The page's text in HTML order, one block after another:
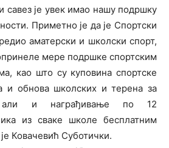
савез је увек имао нашу подршку
Приметно је да је Спортски
аматерски и школски спорт,
мере подршке спортским
као што су куповина спортске
и обнова школских и терена за
али и награђивање по 12
из сваке школе бесплатним
Ковачевић Суботички.